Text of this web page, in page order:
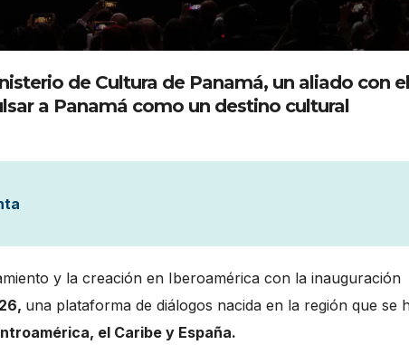
de Cultura de Panamá, un aliado con el
a Panamá como un destino cultural
y la creación en Iberoamérica con la inauguración
una plataforma de diálogos nacida en la región que se
el Caribe y España.